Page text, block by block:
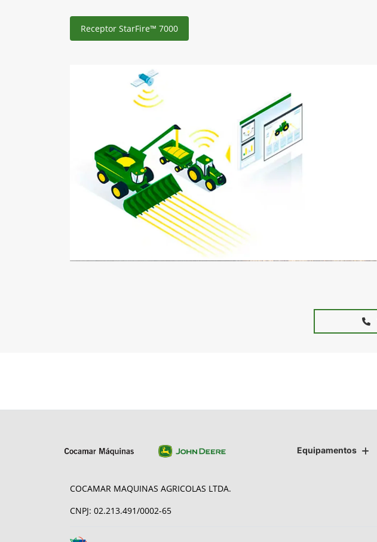
Receptor StarFire™ 7000
Equipamentos
COCAMAR MAQUINAS AGRICOLAS LTDA.
CNPJ: 02.213.491/0002-65